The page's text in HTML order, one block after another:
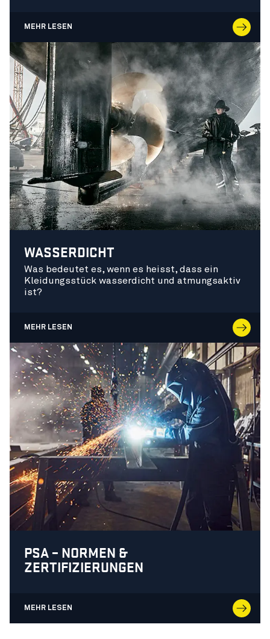
MEHR LESEN
WASSERDICHT
Was bedeutet es, wenn es heisst, dass ein
Kleidungsstück wasserdicht und atmungsaktiv
ist?
MEHR LESEN
PSA – NORMEN &
ZERTIFIZIERUNGEN
MEHR LESEN